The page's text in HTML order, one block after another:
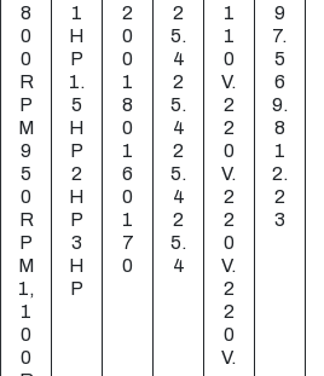
8
0
0
R
P
M
9
5
0
R
P
M
1,
1
0
0
1
H
P
1.
5
H
P
2
H
P
3
H
P
2
0
0
1
8
0
1
6
0
1
7
0
2
5.
4
2
5.
4
2
5.
4
2
5.
4
1
1
0
V.
2
2
0
V.
2
2
0
V.
2
2
0
V.
9
7.
5
6
9.
8
1
2.
2
3